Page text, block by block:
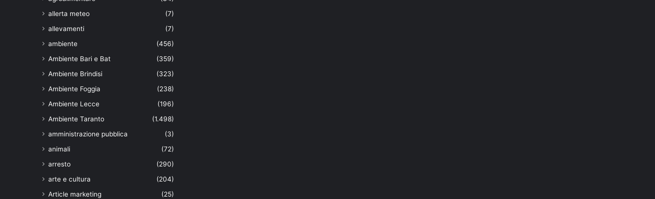
allerta meteo
(7)
allevamenti
(7)
ambiente
(456)
Ambiente Bari e Bat
(359)
Ambiente Brindisi
(323)
Ambiente Foggia
(238)
Ambiente Lecce
(196)
Ambiente Taranto
(1.498)
amministrazione pubblica
(3)
animali
(72)
arresto
(290)
arte e cultura
(204)
Article marketing
(25)